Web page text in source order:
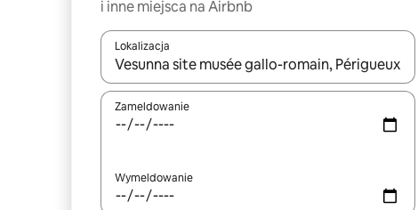
i inne miejsca na Airbnb
Lokalizacja
Gdy wyniki będą dostępne, możesz poruszać się po
Zameldowanie
Wymeldowanie